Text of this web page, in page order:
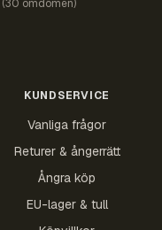
(30 omdömen)
KUNDSERVICE
Vanliga frågor
Returer & ångerrätt
Ångra köp
EU-lager & tull